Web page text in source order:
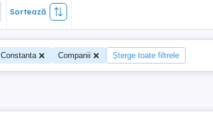
Sortează
Constanta Companii Șterge toate filtrele